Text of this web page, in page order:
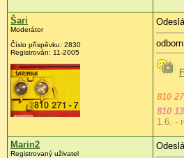
Šari
Moderátor
Číslo příspěvku: 2830
Registrován: 11-2005
810
810
1.6. -
Marin2
Registrovaný uživatel